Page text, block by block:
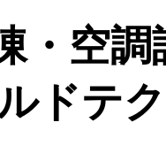
・空
ドテ